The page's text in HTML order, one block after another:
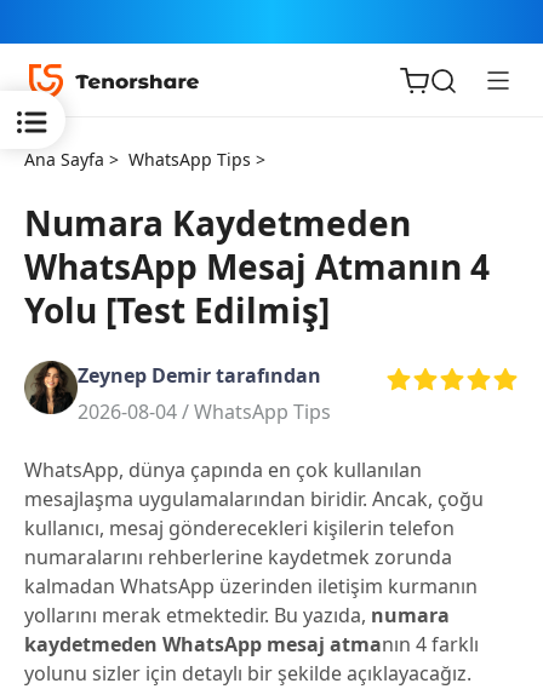
iOS için
ReiBoot
Tenorshare
PDNob
iAnyGo
Ana Sayfa > WhatsApp Tips >
Numara Kaydetmeden
WhatsApp Mesaj Atmanın 4
Yolu [Test Edilmiş]
Zeynep Demir tarafından
2026-08-04 /WhatsApp Tips
WhatsApp, dünya çapında en çok kullanılan
mesajlaşma uygulamalarından biridir. Ancak, çoğu
kullanıcı, mesaj gönderecekleri kişilerin telefon
numaralarını rehberlerine kaydetmek zorunda
kalmadan WhatsApp üzerinden iletişim kurmanın
yollarını merak etmektedir. Bu yazıda, numara
kaydetmeden WhatsApp mesaj atmanın 4 farklı
yolunu sizler için detaylı bir şekilde açıklayacağız.